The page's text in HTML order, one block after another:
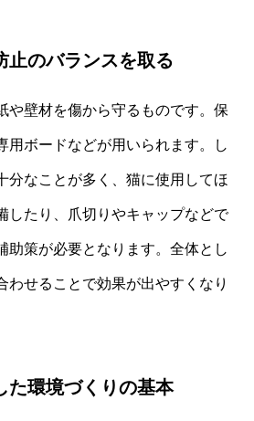
止のバランスを取る
や壁材を傷から守るものです。保
用ボードなどが用いられます。し
分なことが多く、猫に使用してほ
したり、爪切りやキャップなどで
助策が必要となります。全体とし
わせることで効果が出やすくなり
た環境づくりの基本